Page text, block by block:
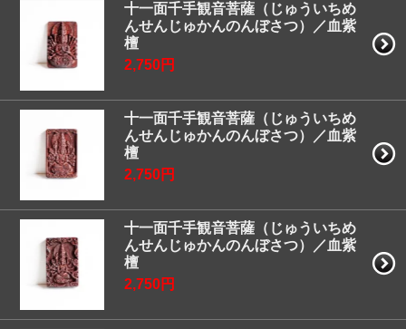
十一面千手観音菩薩（じゅういちめ
んせんじゅかんのんぼさつ）／血紫
檀
2,750円
十一面千手観音菩薩（じゅういちめ
んせんじゅかんのんぼさつ）／血紫
檀
2,750円
十一面千手観音菩薩（じゅういちめ
んせんじゅかんのんぼさつ）／血紫
檀
2,750円